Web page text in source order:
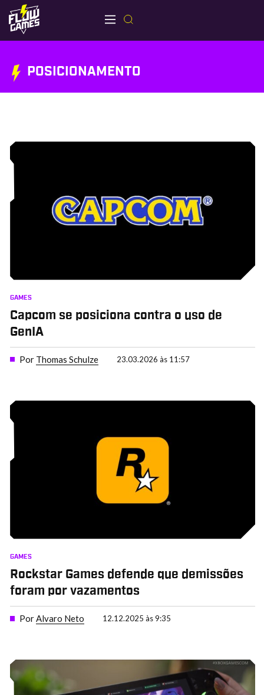
POSICIONAMENTO
GAMES
Capcom se posiciona contra o uso de
GenIA
Por Thomas Schulze 23.03.2026 às 11:57
GAMES
Rockstar Games defende que demissões
foram por vazamentos
PorAlvaro Neto 12.12.2025 às 9:35